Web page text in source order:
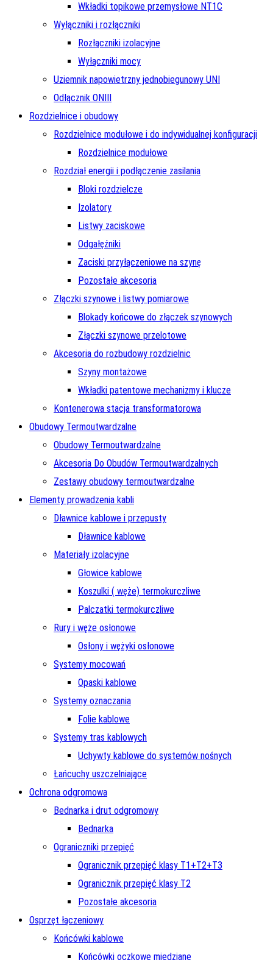
Wkładki topikowe przemysłowe NT1C
Wyłączniki i rozłączniki
Rozłączniki izolacyjne
Wyłączniki mocy
Uziemnik napowietrzny jednobiegunowy UNI
Odłącznik ONIII
Rozdzielnice i obudowy
Rozdzielnice modułowe i do indywidualnej konfiguracji
Rozdzielnice modułowe
Rozdział energii i podłączenie zasilania
Bloki rozdzielcze
Izolatory
Listwy zaciskowe
Odgałęźniki
Zaciski przyłączeniowe na szynę
Pozostałe akcesoria
Złączki szynowe i listwy pomiarowe
Blokady końcowe do złączek szynowych
Złączki szynowe przelotowe
Akcesoria do rozbudowy rozdzielnic
Szyny montażowe
Wkładki patentowe mechanizmy i klucze
Kontenerowa stacja transformatorowa
Obudowy Termoutwardzalne
Obudowy Termoutwardzalne
Akcesoria Do Obudów Termoutwardzalnych
Zestawy obudowy termoutwardzalne
Elementy prowadzenia kabli
Dławnice kablowe i przepusty
Dławnice kablowe
Materiały izolacyjne
Głowice kablowe
Koszulki ( węże) termokurczliwe
Palczatki termokurczliwe
Rury i węże osłonowe
Osłony i wężyki osłonowe
Systemy mocowań
Opaski kablowe
Systemy oznaczania
Folie kablowe
Systemy tras kablowych
Uchywty kablowe do systemów nośnych
Łańcuchy uszczelniające
Ochrona odgromowa
Bednarka i drut odgromowy
Bednarka
Ograniczniki przepięć
Ogranicznik przepięć klasy T1+T2+T3
Ogranicznik przepięć klasy T2
Pozostałe akcesoria
Osprzęt łączeniowy
Końcówki kablowe
Końcówki oczkowe miedziane